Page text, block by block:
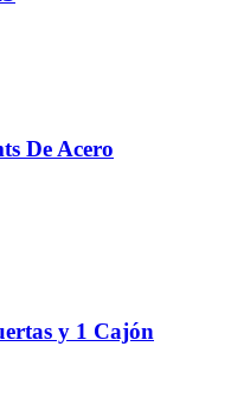
De Acero
y 1 Cajón